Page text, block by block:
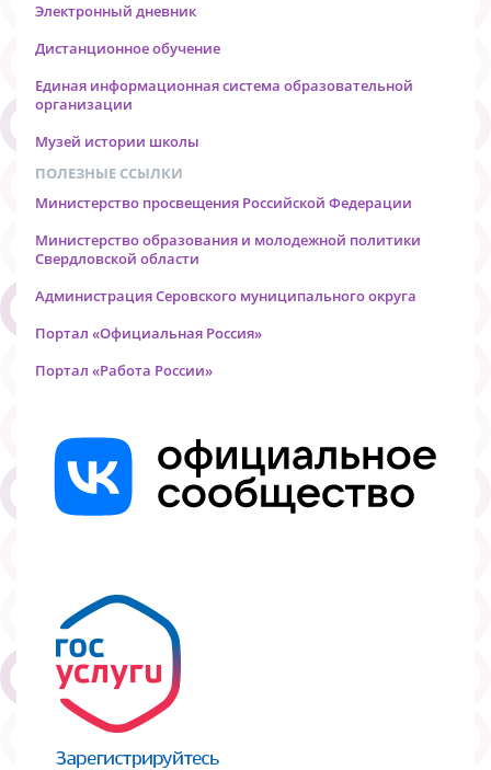
Электронный дневник
Дистанционное обучение
Единая информационная система образовательной
организации
Музей истории школы
ПОЛЕЗНЫЕ ССЫЛКИ
Министерство просвещения Российской Федерации
Министерство образования и молодежной политики
Свердловской области
Администрация Серовского муниципального округа
Портал «Официальная Россия»
Портал «Работа России»